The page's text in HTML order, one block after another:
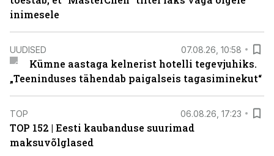
inimesele
UUDISED 07.08.26, 10:58
Kümne aastaga kelnerist hotelli tegevjuhiks.
„Teeninduses tähendab paigalseis tagasiminekut“
TOP 06.08.26, 17:23
TOP 152 | Eesti kaubanduse suurimad
maksuvõlglased